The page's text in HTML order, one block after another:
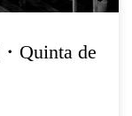
Quinta de